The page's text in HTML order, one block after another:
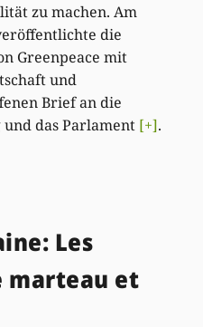
zu machen. Am
die
Greenpeace mit
und
Brief an die
das Parlament [+].
Les
marteau et